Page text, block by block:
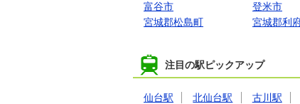
富谷市
登米市
宮城郡松島町
宮城郡利
注目の駅ピックアップ
仙台駅 北仙台駅 古川駅